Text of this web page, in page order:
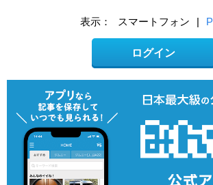
表示： スマートフォン |
ログイン